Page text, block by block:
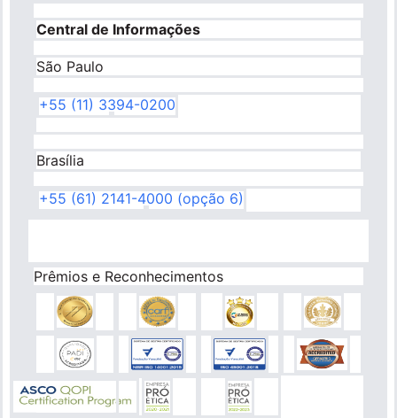
Central de Informações
São Paulo
+55 (11) 3394-0200
Brasília
+55 (61) 2141-4000 (opção 6)
Prêmios e Reconhecimentos